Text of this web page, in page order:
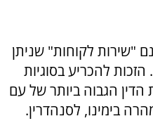
"שירות לקוחות" שניתן
להכריע בסוגיות
הגבוה ביותר של עם
בימינו, לסנהדרין.